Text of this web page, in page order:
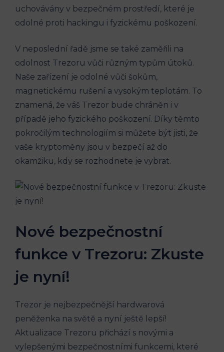
uchovávány v bezpečném prostředí, které je
odolné proti hackingu i fyzickému poškození.
V neposlední řadě jsme se také zaměřili na
odolnost Trezoru vůči různým typům útoků.
Naše zařízení je odolné vůči šokům,
magnetickému rušení a vysokým teplotám. To
znamená, že váš Trezor bude chráněn i v
případě jeho fyzického poškození. Díky těmto
pokročilým technologiím si můžete být jisti, že
vaše kryptoměny jsou v bezpečí až do
okamžiku, kdy se rozhodnete je vybrat.
Nové bezpečnostní
funkce v Trezoru: Zkuste
je nyní!
Trezor je nejbezpečnější hardwarová
peněženka na světě a nyní ještě lepší!
Aktualizace Trezoru přichází s novými a
vylepšenými bezpečnostními funkcemi, které